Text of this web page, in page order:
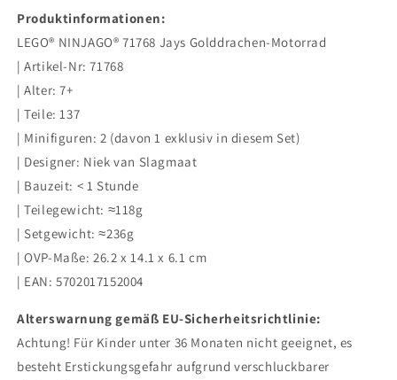
Produktinformationen:
LEGO® NINJAGO® 71768 Jays Golddrachen-Motorrad
| Artikel-Nr: 71768
| Alter: 7+
| Teile: 137
| Minifiguren: 2 (davon 1 exklusiv in diesem Set)
| Designer: Niek van Slagmaat
| Bauzeit: < 1 Stunde
| Teilegewicht: ≈118g
| Setgewicht: ≈236g
| OVP-Maße: 26.2 x 14.1 x 6.1 cm
| EAN: 5702017152004
Alterswarnung gemäß EU-Sicherheitsrichtlinie:
Achtung! Für Kinder unter 36 Monaten nicht geeignet, es
besteht Erstickungsgefahr aufgrund verschluckbarer